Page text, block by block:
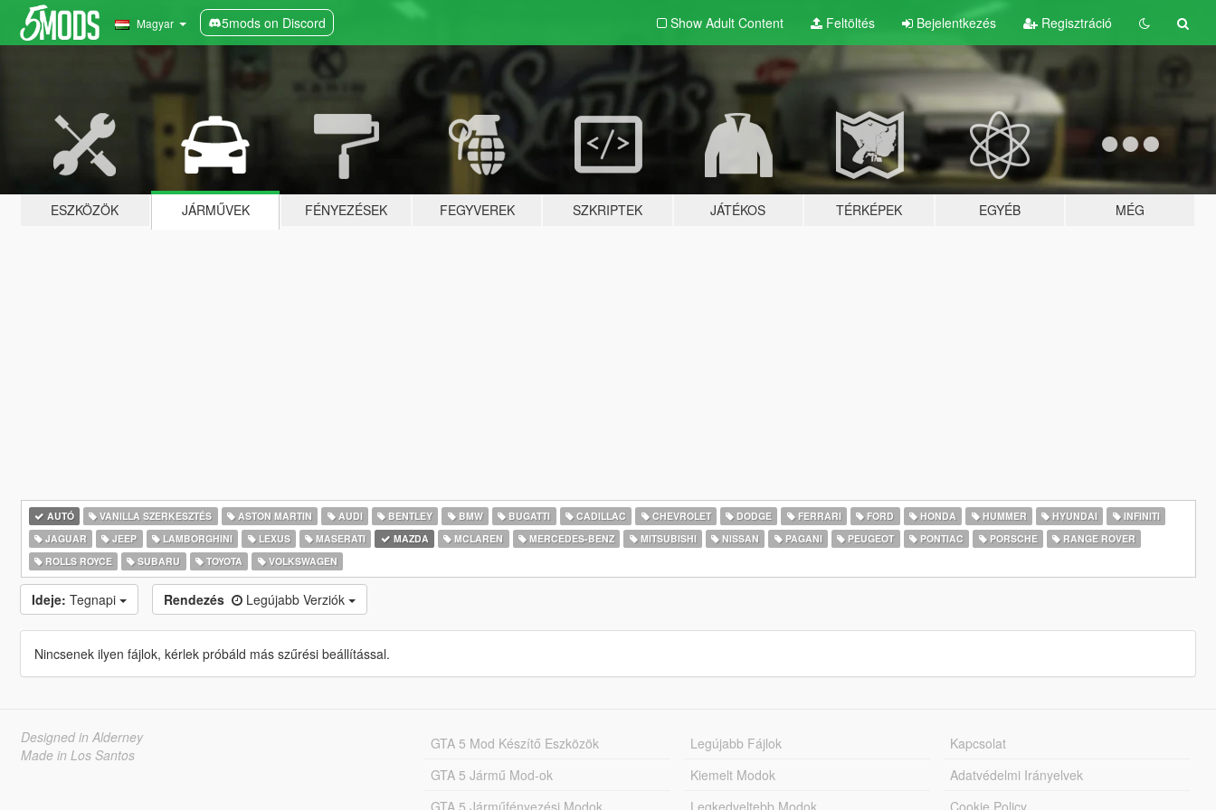
Magyar 5mods on Discord Show Adult Content Feltöltés Bejelentkezés Regisztráció
ESZKÖZÖK JÁRMŰVEK FÉNYEZÉSEK FEGYVEREK SZKRIPTEK JÁTÉKOS TÉRKÉPEK EGYÉB MÉG
AUTÓ VANILLA SZERKESZTÉS ASTON MARTIN AUDI BENTLEY BMW BUGATTI CADILLAC CHEVROLET DODGE FERRARI FORD HONDA HUMMER HYUNDAI
INFINITI
JAGUAR
JEEP LAMBORGHINI LEXUS MASERATI MAZDA MCLAREN MERCEDES-BENZ MITSUBISHI NISSAN PAGANI PEUGEOT PONTIAC PORSCHE
RANGE ROVER
ROLLS ROYCE
SUBARU TOYOTA VOLKSWAGEN
Ideje: Tegnapi Rendezés Legújabb Verziók
Nincsenek ilyen fájlok, kérlek próbáld más szűrési beállítással.
Designed in Alderney
Made in Los Santos
GTA 5 Mod Készítő Eszközök
GTA 5 Jármű Mod-ok
GTA 5 Járműfényezési Modok
Legújabb Fájlok
Kiemelt Modok
Legkedveltebb Modok
Kapcsolat
Adatvédelmi Irányelvek
Cookie Policy